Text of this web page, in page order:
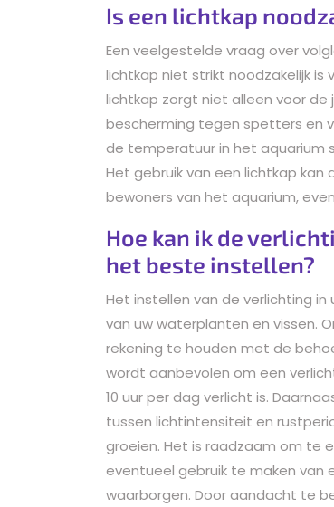
Is een lichtkap
Een veelgestelde vraag over
lichtkap niet strikt noodzakelijk is
lichtkap zorgt niet alleen voor de
bescherming tegen spetters en
de temperatuur in het aquarium
Het gebruik van een lichtkap kan
bewoners van het aquarium,
Hoe kan ik de
het beste instellen?
Het instellen van de verlichting
van uw waterplanten en vissen.
rekening te houden met de
wordt aanbevolen om een
10 uur per dag verlicht is.
tussen lichtintensiteit en
groeien. Het is raadzaam om te
eventueel gebruik te maken van
waarborgen. Door aandacht te